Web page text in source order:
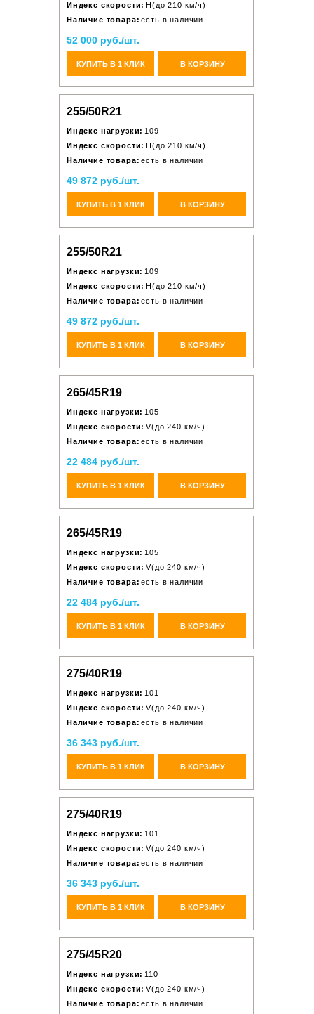
Индекс скорости: H(до 210 км/ч)
Наличие товара: есть в наличии
52 000 руб./шт.
КУПИТЬ В 1 КЛИК В КОРЗИНУ
255/50R21
Индекс нагрузки: 109
Индекс скорости: H(до 210 км/ч)
Наличие товара: есть в наличии
49 872 руб./шт.
КУПИТЬ В 1 КЛИК В КОРЗИНУ
255/50R21
Индекс нагрузки: 109
Индекс скорости: H(до 210 км/ч)
Наличие товара: есть в наличии
49 872 руб./шт.
КУПИТЬ В 1 КЛИК В КОРЗИНУ
265/45R19
Индекс нагрузки: 105
Индекс скорости: V(до 240 км/ч)
Наличие товара: есть в наличии
22 484 руб./шт.
КУПИТЬ В 1 КЛИК В КОРЗИНУ
265/45R19
Индекс нагрузки: 105
Индекс скорости: V(до 240 км/ч)
Наличие товара: есть в наличии
22 484 руб./шт.
КУПИТЬ В 1 КЛИК В КОРЗИНУ
275/40R19
Индекс нагрузки: 101
Индекс скорости: V(до 240 км/ч)
Наличие товара: есть в наличии
36 343 руб./шт.
КУПИТЬ В 1 КЛИК В КОРЗИНУ
275/40R19
Индекс нагрузки: 101
Индекс скорости: V(до 240 км/ч)
Наличие товара: есть в наличии
36 343 руб./шт.
КУПИТЬ В 1 КЛИК В КОРЗИНУ
275/45R20
Индекс нагрузки: 110
Индекс скорости: V(до 240 км/ч)
Наличие товара: есть в наличии